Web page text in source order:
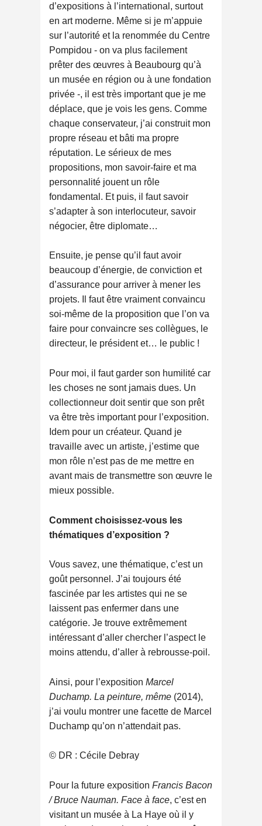
d’expositions à l’international, surtout
en art moderne. Même si je m’appuie
sur l’autorité et la renommée du Centre
Pompidou - on va plus facilement
prêter des œuvres à Beaubourg qu’à
un musée en région ou à une fondation
privée -, il est très important que je me
déplace, que je vois les gens. Comme
chaque conservateur, j’ai construit mon
propre réseau et bâti ma propre
réputation. Le sérieux de mes
propositions, mon savoir-faire et ma
personnalité jouent un rôle
fondamental. Et puis, il faut savoir
s’adapter à son interlocuteur, savoir
négocier, être diplomate…
Ensuite, je pense qu’il faut avoir
beaucoup d’énergie, de conviction et
d’assurance pour arriver à mener les
projets. Il faut être vraiment convaincu
soi-même de la proposition que l’on va
faire pour convaincre ses collègues, le
directeur, le président et… le public !
Pour moi, il faut garder son humilité car
les choses ne sont jamais dues. Un
collectionneur doit sentir que son prêt
va être très important pour l’exposition.
Idem pour un créateur. Quand je
travaille avec un artiste, j’estime que
mon rôle n’est pas de me mettre en
avant mais de transmettre son œuvre le
mieux possible.
Comment choisissez-vous les
thématiques d’exposition ?
Vous savez, une thématique, c’est un
goût personnel. J’ai toujours été
fascinée par les artistes qui ne se
laissent pas enfermer dans une
catégorie. Je trouve extrêmement
intéressant d’aller chercher l’aspect le
moins attendu, d’aller à rebrousse-poil.
Ainsi, pour l’exposition Marcel
Duchamp. La peinture, même (2014),
j’ai voulu montrer une facette de Marcel
Duchamp qu’on n’attendait pas.
© DR : Cécile Debray
Pour la future exposition Francis Bacon
/ Bruce Nauman. Face à face, c’est en
visitant un musée à La Haye où il y